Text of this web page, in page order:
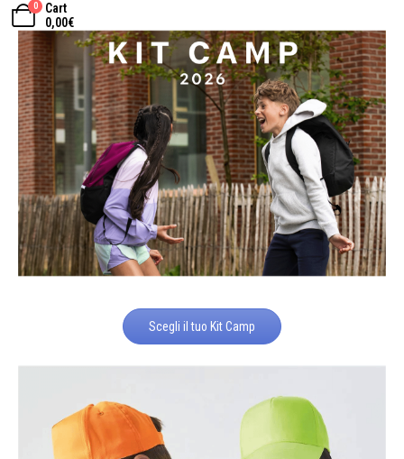
0
Cart
0,00€
Scegli il tuo Kit Camp